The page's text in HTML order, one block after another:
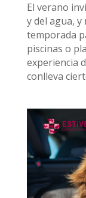
El verano
y del agua,
temporada
piscinas o
experiencia
conlleva